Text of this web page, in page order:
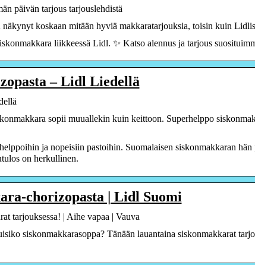
päivän tarjous tarjouslehdistä
koskaan mitään hyviä makkaratarjouksia, toisin kuin
liikkeessä Lidl. ✨ Katso alennus ja tarjous
– Lidl Liedellä
sopii muuallekin kuin keittoon. Superhelppo
ja nopeisiin pastoihin. Suomalaisen siskonmakkaran hän
on herkullinen.
chorizopasta | Lidl Suomi
tarjouksessa! | Aihe vapaa | Vauva
siskonmakkarasoppa? Tänään lauantaina siskonmakkarat